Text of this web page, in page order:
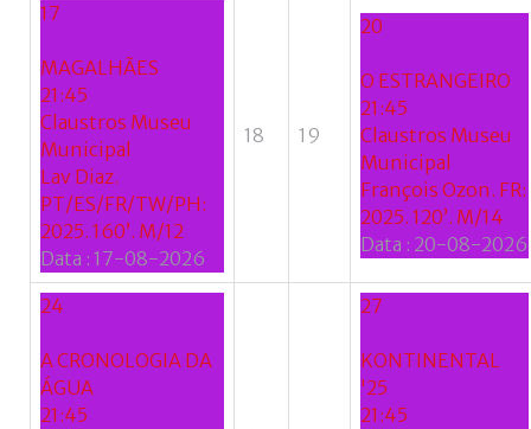
17
MAGALHÃES
21:45
Claustros Museu
Municipal
Lav Diaz.
PT/ES/FR/TW/PH:
2025. 160’. M/12
Data : 17-08-2026
18 19
20
O ESTRANGEIRO
21:45
Claustros Museu
Municipal
François Ozon. FR:
2025. 120’. M/14
Data : 20-08-2026
24
A CRONOLOGIA DA
ÁGUA
21:45
27
KONTINENTAL
'25
21:45